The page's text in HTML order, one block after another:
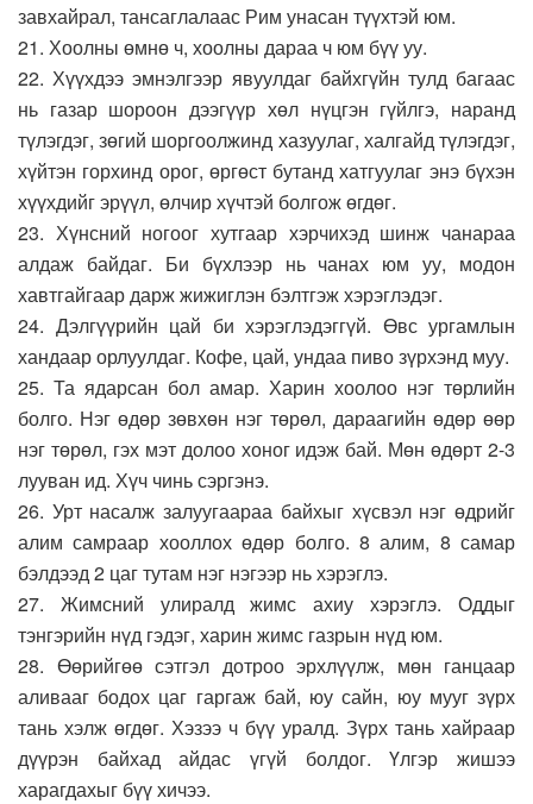
завхайрал, тансаглалаас Рим унасан түүхтэй юм.
21. Хоолны өмнө ч, хоолны дараа ч юм бүү уу.
22. Хүүхдээ эмнэлгээр явуулдаг байхгүйн тулд багаас
нь газар шороон дээгүүр хөл нүцгэн гүйлгэ, наранд
түлэгдэг, зөгий шоргоолжинд хазуулаг, халгайд түлэгдэг,
хүйтэн горхинд орог, өргөст бутанд хатгуулаг энэ бүхэн
хүүхдийг эрүүл, өлчир хүчтэй болгож өгдөг.
23. Хүнсний ногоог хутгаар хэрчихэд шинж чанараа
алдаж байдаг. Би бүхлээр нь чанах юм уу, модон
хавтгайгаар дарж жижиглэн бэлтгэж хэрэглэдэг.
24. Дэлгүүрийн цай би хэрэглэдэггүй. Өвс ургамлын
хандаар орлуулдаг. Кофе, цай, ундаа пиво зүрхэнд муу.
25. Та ядарсан бол амар. Харин хоолоо нэг төрлийн
болго. Нэг өдөр зөвхөн нэг төрөл, дараагийн өдөр өөр
нэг төрөл, гэх мэт долоо хоног идэж бай. Мөн өдөрт 2-3
лууван ид. Хүч чинь сэргэнэ.
26. Урт насалж залуугаараа байхыг хүсвэл нэг өдрийг
алим самраар хооллох өдөр болго. 8 алим, 8 самар
бэлдээд 2 цаг тутам нэг нэгээр нь хэрэглэ.
27. Жимсний улиралд жимс ахиу хэрэглэ. Оддыг
тэнгэрийн нүд гэдэг, харин жимс газрын нүд юм.
28. Өөрийгөө сэтгэл дотроо эрхлүүлж, мөн ганцаар
аливааг бодох цаг гаргаж бай, юу сайн, юу мууг зүрх
тань хэлж өгдөг. Хэзээ ч бүү уралд. Зүрх тань хайраар
дүүрэн байхад айдас үгүй болдог. Үлгэр жишээ
харагдахыг бүү хичээ.